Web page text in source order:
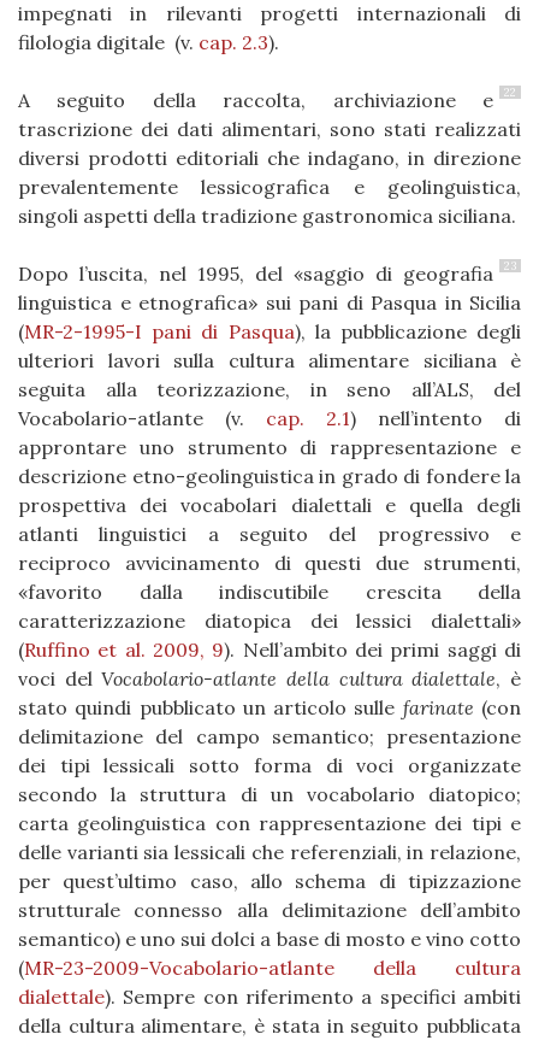
impegnati in rilevanti progetti internazionali di
filologia digitale (v. cap. 2.3).
22
A seguito della raccolta, archiviazione e
trascrizione dei dati alimentari, sono stati realizzati
diversi prodotti editoriali che indagano, in direzione
prevalentemente lessicografica e geolinguistica,
singoli aspetti della tradizione gastronomica siciliana.
23
Dopo l’uscita, nel 1995, del «saggio di geografia
linguistica e etnografica» sui pani di Pasqua in Sicilia
(MR-2-1995-I pani di Pasqua), la pubblicazione degli
ulteriori lavori sulla cultura alimentare siciliana è
seguita alla teorizzazione, in seno all’ALS, del
Vocabolario-atlante (v. cap. 2.1) nell’intento di
approntare uno strumento di rappresentazione e
descrizione etno-geolinguistica in grado di fondere la
prospettiva dei vocabolari dialettali e quella degli
atlanti linguistici a seguito del progressivo e
reciproco avvicinamento di questi due strumenti,
«favorito dalla indiscutibile crescita della
caratterizzazione diatopica dei lessici dialettali»
(Ruffino et al. 2009, 9). Nell’ambito dei primi saggi di
voci delVocabolario-atlante della cultura dialettale, è
stato quindi pubblicato un articolo sulle farinate (con
delimitazione del campo semantico; presentazione
dei tipi lessicali sotto forma di voci organizzate
secondo la struttura di un vocabolario diatopico;
carta geolinguistica con rappresentazione dei tipi e
delle varianti sia lessicali che referenziali, in relazione,
per quest’ultimo caso, allo schema di tipizzazione
strutturale connesso alla delimitazione dell’ambito
semantico) e uno sui dolci a base di mosto e vino cotto
(MR-23-2009-Vocabolario-atlante della cultura
dialettale). Sempre con riferimento a specifici ambiti
della cultura alimentare, è stata in seguito pubblicata